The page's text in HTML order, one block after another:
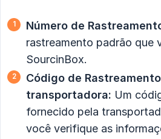
Número de
rastreamento padrão que
SourcinBox.
Código de
transportadora: Um
fornecido pela
você verifique as